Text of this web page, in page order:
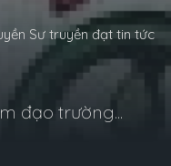
Sư truyền đạt tin tức
đạo trường...